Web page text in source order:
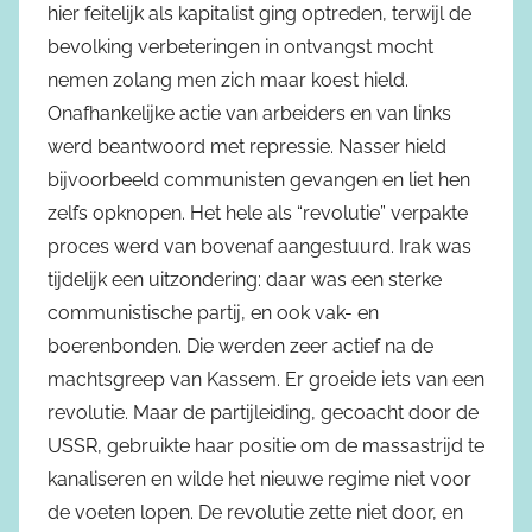
hier feitelijk als kapitalist ging optreden, terwijl de
bevolking verbeteringen in ontvangst mocht
nemen zolang men zich maar koest hield.
Onafhankelijke actie van arbeiders en van links
werd beantwoord met repressie. Nasser hield
bijvoorbeeld communisten gevangen en liet hen
zelfs opknopen. Het hele als “revolutie” verpakte
proces werd van bovenaf aangestuurd. Irak was
tijdelijk een uitzondering: daar was een sterke
communistische partij, en ook vak- en
boerenbonden. Die werden zeer actief na de
machtsgreep van Kassem. Er groeide iets van een
revolutie. Maar de partijleiding, gecoacht door de
USSR, gebruikte haar positie om de massastrijd te
kanaliseren en wilde het nieuwe regime niet voor
de voeten lopen. De revolutie zette niet door, en